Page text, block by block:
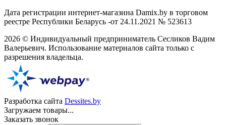
Дата регистрации интернет-магазина Damix.by в торговом
реестре Республики Беларусь -от 24.11.2021 № 523613
2026 © Индивидуальный предприниматель Сесликов Вадим
Валерьевич. Использование материалов сайта только с
разрешения владельца.
Разработка сайта Dessites.by
Загружаем товары...
Заказать звонок